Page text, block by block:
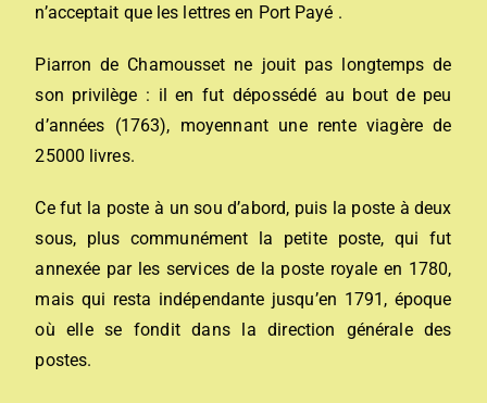
n’acceptait que les lettres en Port Payé .
Piarron de Chamousset ne jouit pas longtemps de
son privilège : il en fut dépossédé au bout de peu
d’années (1763), moyennant une rente viagère de
25000 livres.
Ce fut la poste à un sou d’abord, puis la poste à deux
sous, plus communément la petite poste, qui fut
annexée par les services de la poste royale en 1780,
mais qui resta indépendante jusqu’en 1791, époque
où elle se fondit dans la direction générale des
postes.